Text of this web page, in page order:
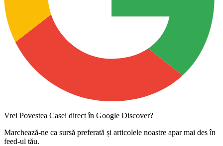
Vrei Povestea Casei direct în Google Discover?
Marchează-ne ca sursă preferată și articolele noastre apar mai des în
feed-ul tău.